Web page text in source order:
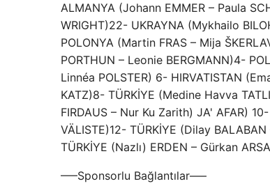
ALMANYA (Johann EMMER – Paula
WRIGHT)22- UKRAYNA (Mykhailo
POLONYA (Martin FRAS – Mija
PORTHUN – Leonie BERGMANN)4-
Linnéa POLSTER) 6- HIRVATISTAN
KATZ)8- TÜRKİYE (Medine Havva
FIRDAUS – Nur Ku Zarith) JA' AFAR)
VÄLISTE)12- TÜRKİYE (Dilay
TÜRKİYE (Nazlı) ERDEN – Gürkan
—–Sponsorlu Bağlantılar—–